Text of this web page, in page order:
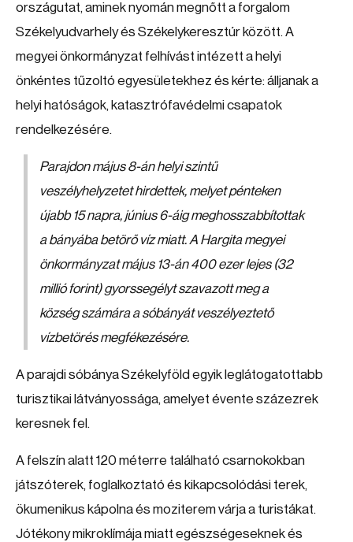
országutat, aminek nyomán megnőtt a forgalom
Székelyudvarhely és Székelykeresztúr között. A
megyei önkormányzat felhívást intézett a helyi
önkéntes tűzoltó egyesületekhez és kérte: álljanak a
helyi hatóságok, katasztrófavédelmi csapatok
rendelkezésére.
Parajdon május 8-án helyi szintű
veszélyhelyzetet hirdettek, melyet pénteken
újabb 15 napra, június 6-áig meghosszabbítottak
a bányába betörő víz miatt. A Hargita megyei
önkormányzat május 13-án 400 ezer lejes (32
millió forint) gyorssegélyt szavazott meg a
község számára a sóbányát veszélyeztető
vízbetörés megfékezésére.
A parajdi sóbánya Székelyföld egyik leglátogatottabb
turisztikai látványossága, amelyet évente százezrek
keresnek fel.
A felszín alatt 120 méterre található csarnokokban
játszóterek, foglalkoztató és kikapcsolódási terek,
ökumenikus kápolna és moziterem várja a turistákat.
Jótékony mikroklímája miatt egészségeseknek és